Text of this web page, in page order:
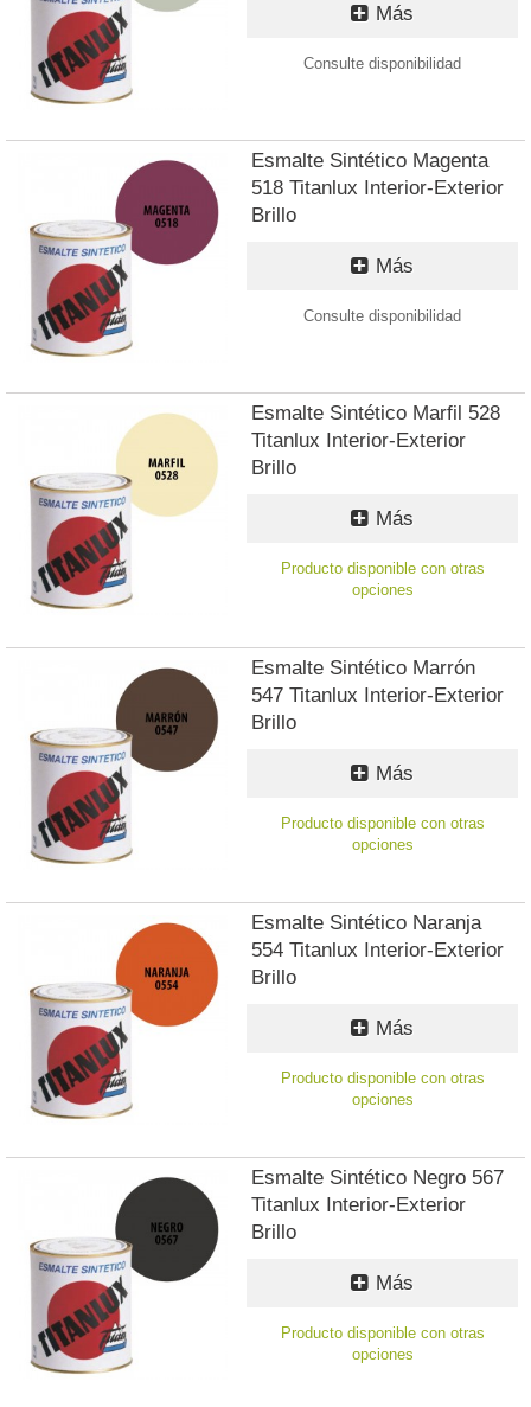
Más
Consulte disponibilidad
Esmalte Sintético Magenta
518 Titanlux Interior-Exterior
Brillo
Más
Consulte disponibilidad
Esmalte Sintético Marfil 528
Titanlux Interior-Exterior
Brillo
Más
Producto disponible con otras
opciones
Esmalte Sintético Marrón
547 Titanlux Interior-Exterior
Brillo
Más
Producto disponible con otras
opciones
Esmalte Sintético Naranja
554 Titanlux Interior-Exterior
Brillo
Más
Producto disponible con otras
opciones
Esmalte Sintético Negro 567
Titanlux Interior-Exterior
Brillo
Más
Producto disponible con otras
opciones